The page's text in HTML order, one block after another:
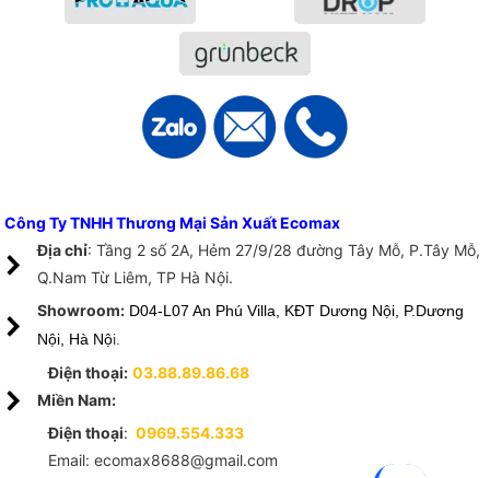
Công Ty TNHH Thương Mại Sản Xuất Ecomax
Địa chỉ: Tầng 2 số 2A, Hẻm 27/9/28 đường Tây Mỗ, P.Tây Mỗ,
Q.Nam Từ Liêm, TP Hà Nội.
Showroom: D04-L07 An Phú Villa, KĐT Dương Nội, P.Dương
Nội, Hà Nội.
Điện thoại: 03.88.89.86.68
Miền Nam:
Điện thoại: 0969.554.333
Email: ecomax8688@gmail.com